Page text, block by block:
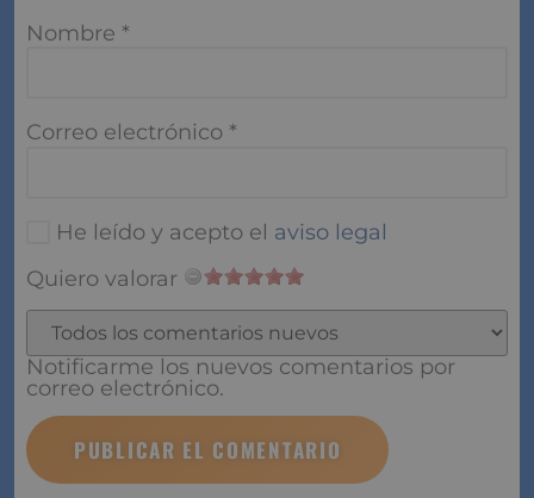
Nombre *
Correo electrónico *
He leído y acepto el aviso legal
Quiero valorar
Notificarme los nuevos comentarios por
correo electrónico.